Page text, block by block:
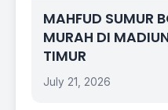
MAHFUD SUMUR
MURAH DI
TIMUR
July 21, 2026